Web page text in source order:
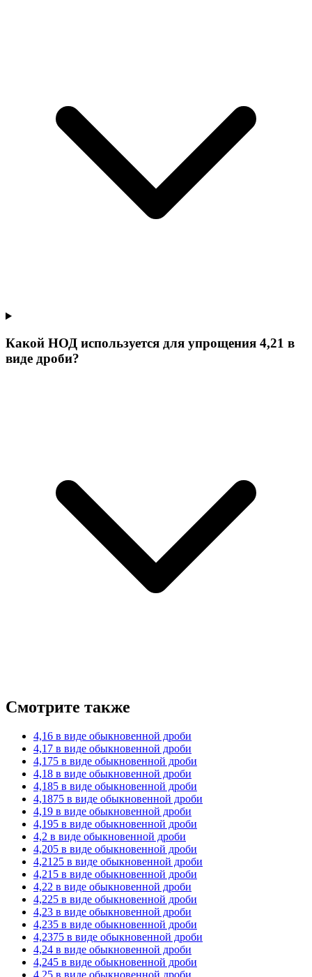
Какой НОД используется для упрощения 4,21 в
виде дроби?
Смотрите также
4,16 в виде обыкновенной дроби
4,17 в виде обыкновенной дроби
4,175 в виде обыкновенной дроби
4,18 в виде обыкновенной дроби
4,185 в виде обыкновенной дроби
4,1875 в виде обыкновенной дроби
4,19 в виде обыкновенной дроби
4,195 в виде обыкновенной дроби
4,2 в виде обыкновенной дроби
4,205 в виде обыкновенной дроби
4,2125 в виде обыкновенной дроби
4,215 в виде обыкновенной дроби
4,22 в виде обыкновенной дроби
4,225 в виде обыкновенной дроби
4,23 в виде обыкновенной дроби
4,235 в виде обыкновенной дроби
4,2375 в виде обыкновенной дроби
4,24 в виде обыкновенной дроби
4,245 в виде обыкновенной дроби